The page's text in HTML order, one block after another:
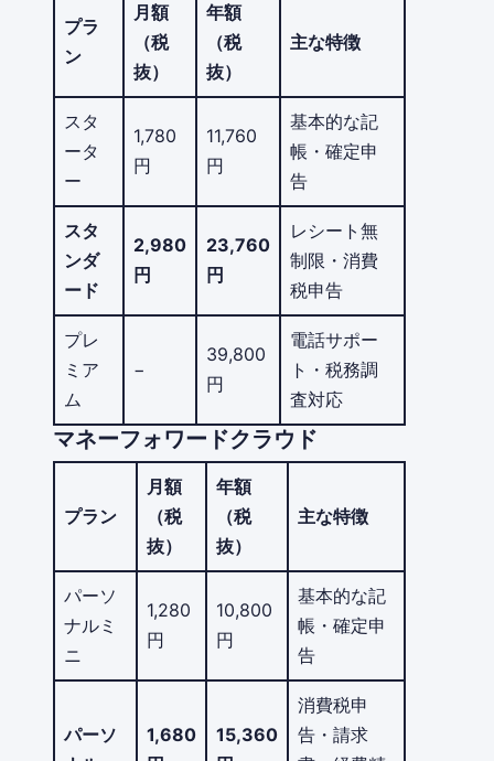
プラ
ン
月額
（税
抜）
年額
（税
抜）
主な特徴
スタ
ータ
ー
1,780
円
11,760
円
基本的な記
帳・確定申
告
スタ
ンダ
ード
2,980
円
23,760
円
レシート無
制限・消費
税申告
プレ
ミア
ム
−
39,800
円
電話サポー
ト・税務調
査対応
マネーフォワードクラウド
プラン
月額
（税
抜）
年額
（税
抜）
主な特徴
パーソ
ナルミ
ニ
1,280
円
10,800
円
基本的な記
帳・確定申
告
パーソ
1,680
15,360
消費税申
告・請求